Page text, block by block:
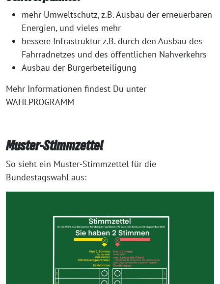
mehr Umweltschutz, z.B. Ausbau der erneuerbaren
Energien, und vieles mehr
bessere Infrastruktur z.B. durch den Ausbau des
Fahrradnetzes und des öffentlichen Nahverkehrs
Ausbau der Bürgerbeteiligung
Mehr Informationen findest Du unter
WAHLPROGRAMM
Muster-Stimmzettel
So sieht ein Muster-Stimmzettel für die
Bundestagswahl aus: